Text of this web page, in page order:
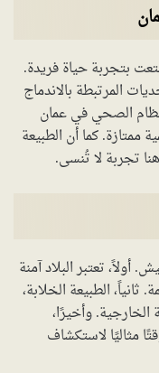
بتجربة حياة فريدة.
المرتبطة بالاندماج
الصحي في عمان
ممتازة. كما أن الطبيعة
تجربة لا تُنسى.
أولاً، تعتبر البلاد آمنة
الطبيعة الخلابة،
وأخيرًا،
مثاليًا لاستكشاف